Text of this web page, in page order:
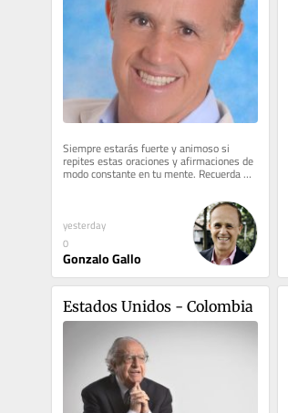
Siempre estarás fuerte y animoso si
repites estas oraciones y afirmaciones de
modo constante en tu mente. Recuerda
yesterday
0
Gonzalo Gallo
Estados Unidos - Colombia